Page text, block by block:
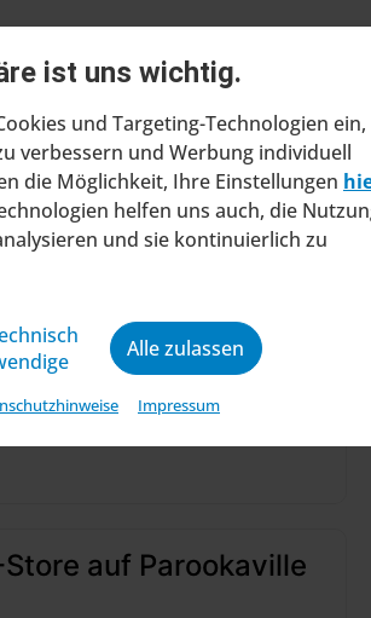
ist uns wichtig.
und Targeting-Technologien ein,
verbessern und Werbung individuell
die Möglichkeit, Ihre Einstellungen
helfen uns auch, die
und sie kontinuierlich zu
Alle zulassen
Impressum
in
Stuttgart einen Antrag
in
diesem Schritt will das
Zukunft sic...
auf Parookaville